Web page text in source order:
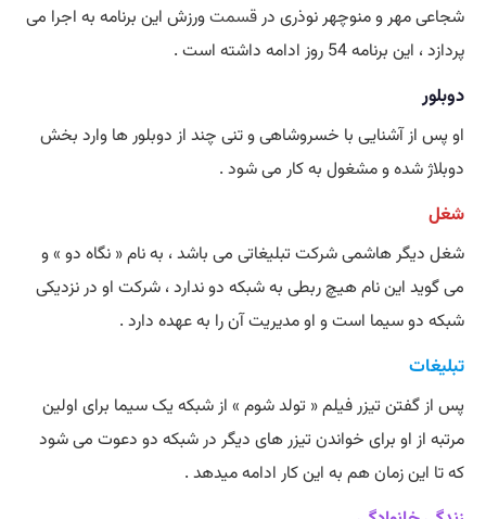
شجاعی مهر و منوچهر نوذری در قسمتورزش این برنامه به اجرا می
پردازد ، این برنامه 54 روز ادامه داشته است .
دوبلور
او پس از آشنایی با خسروشاهی و تنی چند از دوبلور ها وارد بخش
دوبلاژ شده و مشغول به کار می شود .
شغل
شغل دیگر هاشمی شرکت تبلیغاتی می باشد ، به نام « نگاه دو » و
می گوید این نام هیچ ربطی به شبکه دو ندارد ، شرکت او در نزدیکی
شبکه دو سیما است و او مدیریت آن را به عهده دارد .
تبلیغات
پس از گفتن تیزر فیلم « تولد شوم » از شبکه یک سیما برای اولین
مرتبه از او برای خواندن تیزر های دیگر در شبکه دو دعوت می شود
که تا این زمان هم به این کار ادامه میدهد .